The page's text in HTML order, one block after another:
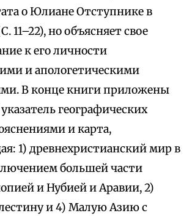
о Юлиане Отступнике в
11–22), но объясняет свое
к его личности
и апологетическими
В конце книги приложены
географических
и карта,
1) древнехристианский мир в
большей части
и Нубией и Аравии, 2)
и 4) Малую Азию с